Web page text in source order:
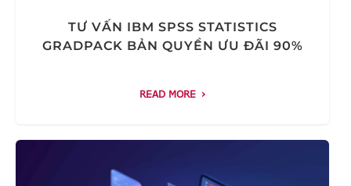
TƯ VẤN IBM SPSS STATISTICS
GRADPACK BẢN QUYỀN ƯU ĐÃI 90%
READ MORE